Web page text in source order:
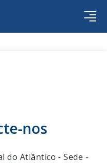
nos
do Atlântico - Sede -